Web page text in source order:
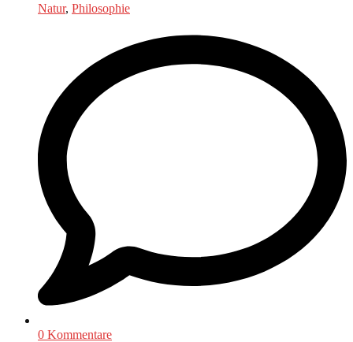
Natur, Philosophie
0 Kommentare